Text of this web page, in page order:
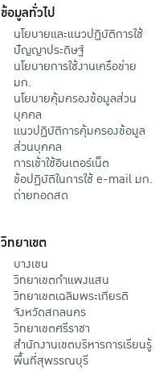
ข้อมูลทั่วไป
นโยบายและแนวปฏิบัติการใช้
ปัญญาประดิษฐ์
นโยบายการใช้งานเครือข่าย
มก.
นโยบายคุ้มครองข้อมูลส่วน
บุคคล
แนวปฏิบัติการคุ้มครองข้อมูล
ส่วนบุคคล
การเข้าใช้อินเตอร์เน็ต
ข้อปฏิบัติในการใช้ e-mail มก.
ถ่ายทอดสด
วิทยาเขต
บางเขน
วิทยาเขตกําแพงแสน
วิทยาเขตเฉลิมพระเกียรติ
จังหวัดสกลนคร
วิทยาเขตศรีราชา
สำนักงานเขตบริหารการเรียนรู้
พื้นที่สุพรรณบุรี